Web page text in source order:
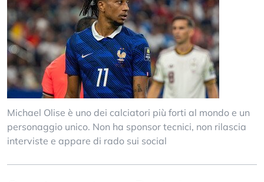
Michael Olise è uno dei calciatori più forti al mondo e un
personaggio unico. Non ha sponsor tecnici, non rilascia
interviste e appare di rado sui social